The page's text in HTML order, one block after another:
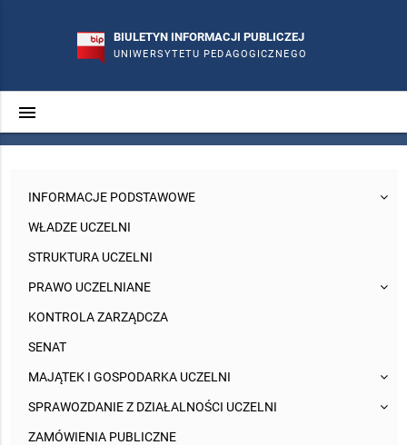
BIULETYN INFORMACJI PUBLICZEJ
UNIWERSYTETU PEDAGOGICZNEGO
menu
INFORMACJE PODSTAWOWE
WŁADZE UCZELNI
STRUKTURA UCZELNI
PRAWO UCZELNIANE
KONTROLA ZARZĄDCZA
SENAT
MAJĄTEK I GOSPODARKA UCZELNI
SPRAWOZDANIE Z DZIAŁALNOŚCI UCZELNI
ZAMÓWIENIA PUBLICZNE